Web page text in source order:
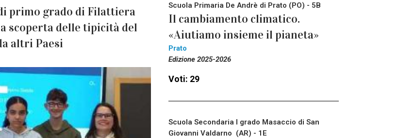
primo grado di Filattiera
scoperta delle tipicità del
altri Paesi
Scuola Primaria De Andrè di Prato (PO) - 5B
Il cambiamento climatico.
«Aiutiamo insieme il pianeta»
Prato
Edizione 2025-2026
Voti: 29
Scuola Secondaria I grado Masaccio di San
Giovanni Valdarno (AR) - 1E